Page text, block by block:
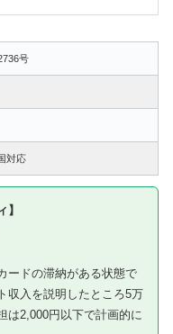
号
対応
ードの滞納がある状態で
収入を説明したところ5万
は2,000円以下で計画的に